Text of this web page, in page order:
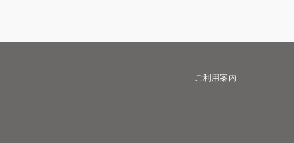
ご利用案内